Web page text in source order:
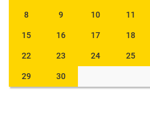
8 9 10 11
15 16 17 18
22 23 24 25
29 30